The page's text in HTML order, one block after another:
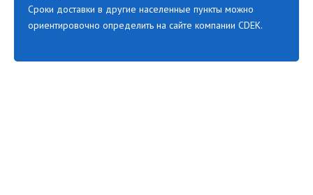
Сроки доставки в другие населенные пункты можно
ориентировочно определить на сайте компании CDEK.